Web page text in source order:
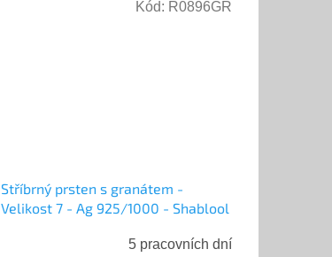
Stříbrný prsten s granátem -
Velikost 7 - Ag 925/1000 - Shablool
5 pracovních dní
Kód: R0896GR